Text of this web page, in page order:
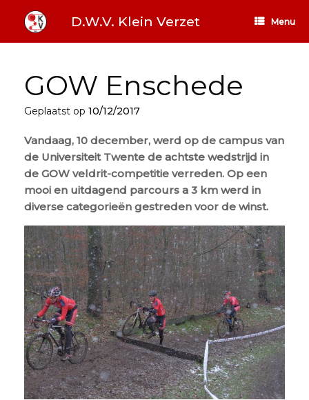
inhoud
D.W.V. Klein Verzet Menu
GOW Enschede
Geplaatst op 10/12/2017
Vandaag, 10 december, werd op de campus van
de Universiteit Twente de achtste wedstrijd in
de GOW veldrit-competitie verreden. Op een
mooi en uitdagend parcours a 3 km werd in
diverse categorieën gestreden voor de winst.